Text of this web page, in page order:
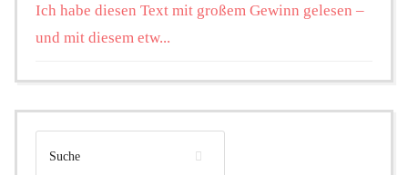
Ich habe diesen Text mit großem Gewinn gelesen –
und mit diesem etw...